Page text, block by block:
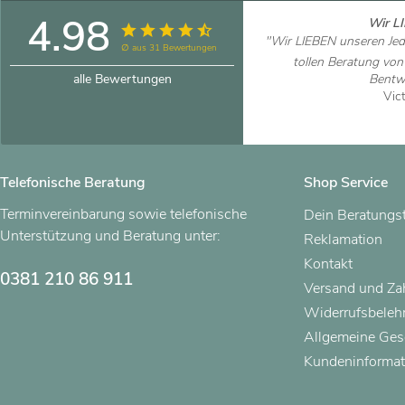
4.98∅ aus 31 Bewertungen
alle Bewertungen
Wir
"Wir LIEBEN unseren
tollen Beratung
Telefonische Beratung
Terminvereinbarung sowie telefonische
Unterstützung und Beratung unter:
0381 210 86 911
Shop Service
Dein
Reklamation
Kontakt
Versand und
Allgemeine